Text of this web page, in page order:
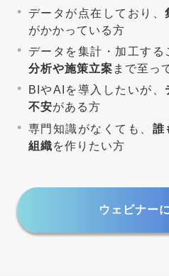
データが点在しており、
がかかっている方
データを集計・加工する
分析や施策立案 まで至っ
BIやAIを導入したいが、
不安がある方
専門知識がなくても、 誰
組織を作りたい方
ウェビナー